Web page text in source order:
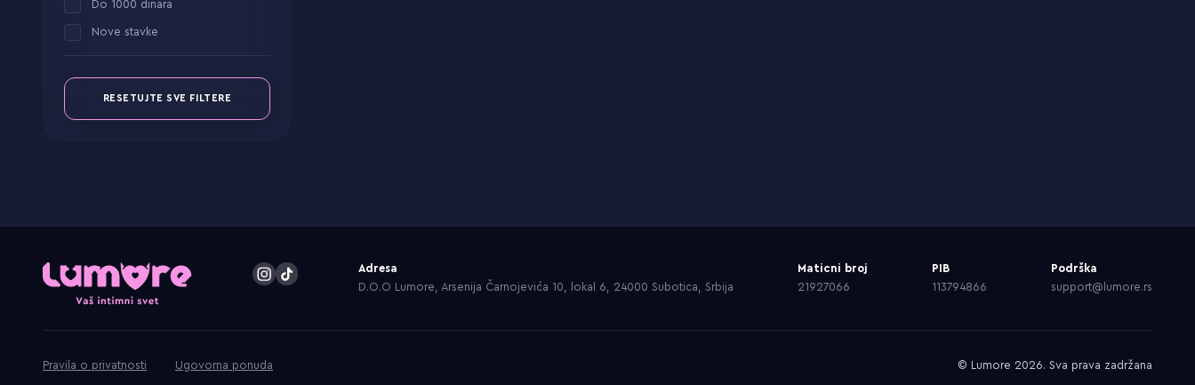
Do 1000 dinara
Nove stavke
RESETUJTE SVE FILTERE
Adresa
D.O.O Lumore, Arsenija Čarnojevića 10, lokal 6, 24000 Subotica, Srbija
Maticni broj
21927066
PIB
113794866
Podrška
support@lumore.rs
Pravila o privatnosti Ugovorna ponuda © Lumore 2026. Sva prava zadržana